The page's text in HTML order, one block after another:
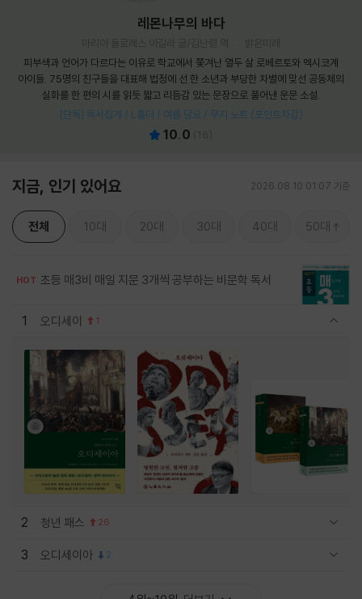
레몬나무의 바다
피부색과 언어가 다르다는 이유로 학교에서 쫓겨난 열두 살 로베르토와 멕시코계
아이들. 75명의 친구들을 대표해 법정에 선 한 소년과 부당한 차별에 맞선 공동체의
실화를 한 편의 시를 읽듯 짧고 리듬감 있는 문장으로 풀어낸 운문 소설.
[단독] 독서집게 / L홀더 / 여름 담요 / 무지 노트 (포인트차감)
10.0
지금, 인기 있어요 2026.08.10 01:07 기준
전체 10대 20대 30대 40대 50대
HOT 초등 매3비 매일 지문 3개씩 공부하는 비문학 독서
1 오디세이 1
2 청년 패스 26
3 오디세이아 2